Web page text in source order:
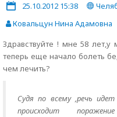
25.10.2012 15:38
Ковальцун Нина Адамовна
Здравствуйте ! мне 58 лет,у
теперь еще начало болеть
чем лечить?
Судя по всему ,речь
происходит